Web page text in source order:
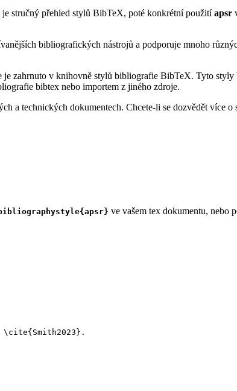
je stručný přehled stylů BibTeX, poté konkrétní použitíapsr
bibliografických nástrojů a podporuje mnoho
zahrnuto v knihovně stylů bibliografie BibTeX. Tyto
bibtex nebo importem z jiného zdroje.
a technických dokumentech. Chcete-li se dozvědět více o
ve vašem tex dokumentu, nebo
\cite{ Smith2023 }.